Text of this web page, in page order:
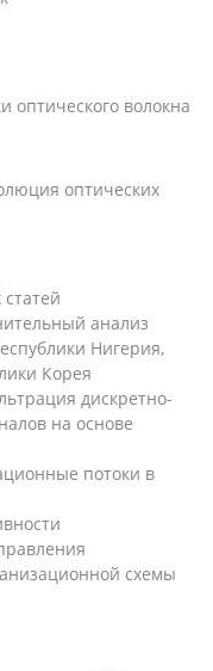
оптического волокна
оптических
анализ
Нигерия,
Корея
дискретно-
на основе
потоки в
схемы